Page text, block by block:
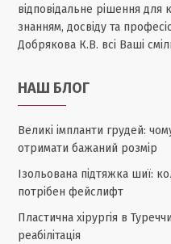
відповідальне рішення для
знанням, досвіду та
Добрякова К.В. всі Ваші
НАШ БЛОГ
Великі імпланти грудей:
отримати бажаний розмір
Ізольована підтяжка шиї:
потрібен фейслифт
Пластична хірургія в
реабілітація